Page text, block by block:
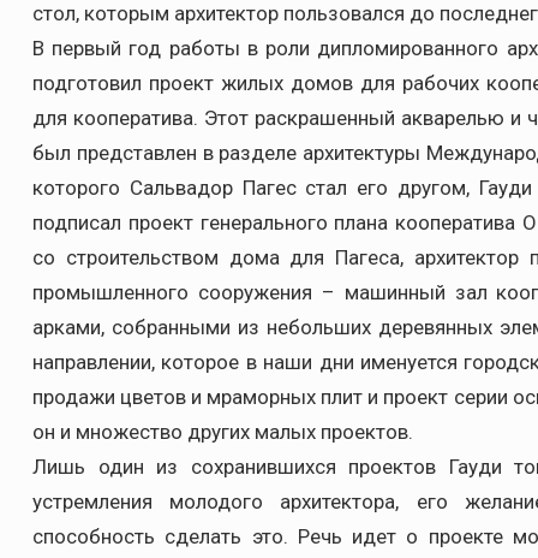
стол, которым архитектор пользовался до
В первый год работы в роли дипломированного
подготовил проект жилых домов для рабочих
для кооператива. Этот раскрашенный акварелью
был представлен в разделе архитектуры
которого Сальвадор Пагес стал его другом,
подписал проект генерального плана
со строительством дома для Пагеса,
промышленного сооружения – машинный зал
арками, собранными из небольших деревянных
направлении, которое в наши дни именуется
продажи цветов и мраморных плит и проект серии
он и множество других малых проектов.
Лишь один из сохранившихся проектов Гауди
устремления молодого архитектора, его
способность сделать это. Речь идет о проекте